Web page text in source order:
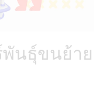
พันธุ์ขนย้าย